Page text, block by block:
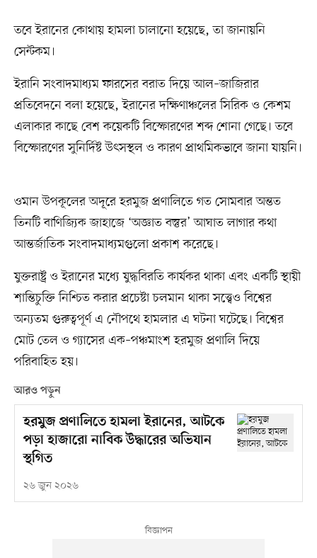
তবে ইরানের কোথায় হামলা চালানো হয়েছে, তা জানায়নি
সেন্টকম।
ইরানি সংবাদমাধ্যম ফারসের বরাত দিয়ে আল–জাজিরার
প্রতিবেদনে বলা হয়েছে, ইরানের দক্ষিণাঞ্চলের সিরিক ও কেশম
এলাকার কাছে বেশ কয়েকটি বিস্ফোরণের শব্দ শোনা গেছে। তবে
বিস্ফোরণের সুনির্দিষ্ট উৎসস্থল ও কারণ প্রাথমিকভাবে জানা যায়নি।
ওমান উপকূলের অদূরে হরমুজ প্রণালিতে গত সোমবার অন্তত
তিনটি বাণিজ্যিক জাহাজে ‘অজ্ঞাত বস্তুর’ আঘাত লাগার কথা
আন্তর্জাতিক সংবাদমাধ্যমগুলো প্রকাশ করেছে।
যুক্তরাষ্ট্র ও ইরানের মধ্যে যুদ্ধবিরতি কার্যকর থাকা এবং একটি স্থায়ী
শান্তিচুক্তি নিশ্চিত করার প্রচেষ্টা চলমান থাকা সত্ত্বেও বিশ্বের
অন্যতম গুরুত্বপূর্ণ এ নৌপথে হামলার এ ঘটনা ঘটেছে। বিশ্বের
মোট তেল ও গ্যাসের এক–পঞ্চমাংশ হরমুজ প্রণালি দিয়ে
পরিবাহিত হয়।
আরও পড়ুন
হরমুজ প্রণালিতে হামলা ইরানের, আটকে
পড়া হাজারো নাবিক উদ্ধারের অভিযান
স্থগিত
২৬ জুন ২০২৬